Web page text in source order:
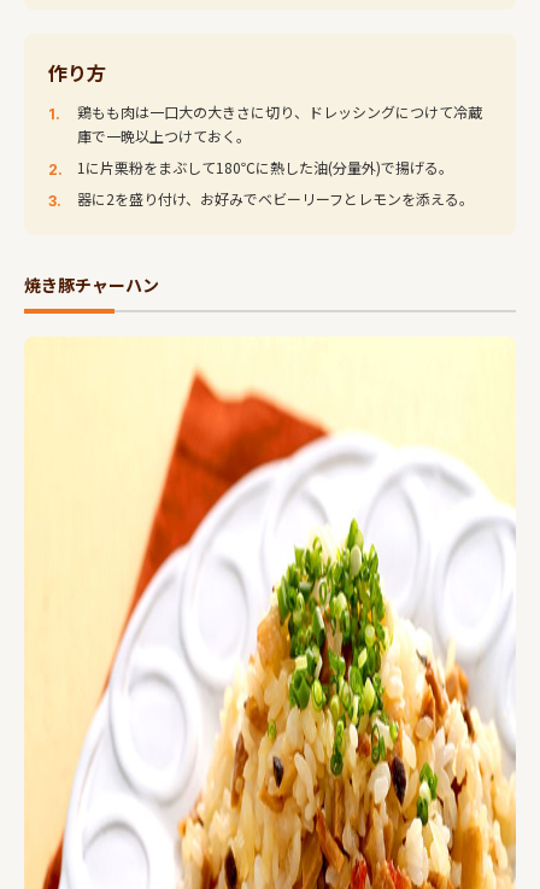
作り方
鶏もも肉は一口大の大きさに切り、ドレッシングにつけて冷蔵
庫で一晩以上つけておく。
1に片栗粉をまぶして180℃に熱した油(分量外)で揚げる。
器に2を盛り付け、お好みでベビーリーフとレモンを添える。
焼き豚チャーハン